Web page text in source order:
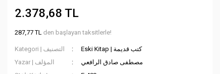
2.378,68 TL
287,77 TL den başlayan taksitlerle!
Kategori | التصنيف
Eski Kitap | كتب قديمة
Yazar | المؤلف
مصطفى صادق الرافعي